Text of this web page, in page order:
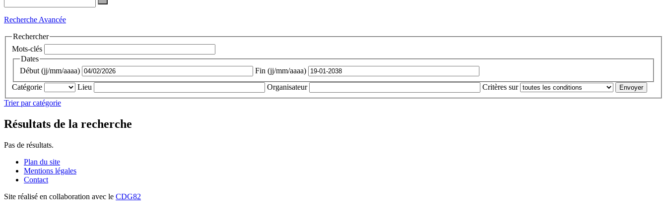
Recherche Avancée
Rechercher
Mots-clés
Dates
Début (jj/mm/aaaa)
Fin (jj/mm/aaaa)
Catégorie
Lieu Organisateur
Critères sur
Trier par catégorie
Résultats de la recherche
Pas de résultats.
Plan du site
Mentions légales
Contact
Site réalisé en collaboration avec le CDG82